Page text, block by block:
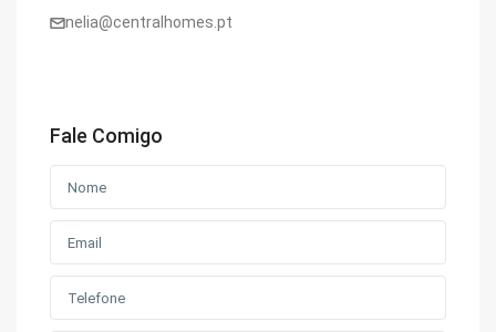
nelia@centralhomes.pt
Fale Comigo